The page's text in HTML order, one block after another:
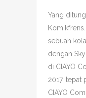
Yang
sebuah
dengan
di CIAYO
2017, tepat
CIAYO